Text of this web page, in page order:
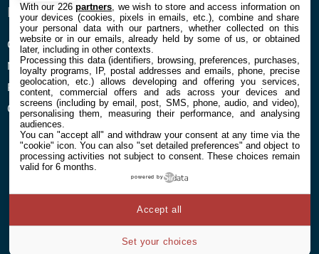
ENTREPRISE
Confidentialité et Cookies
Mentions légales et CGU
Préférences Cookies
Qui sommes nous
À PROPOS
Contact
With our 226partners , we wish to store and access information on
your devices (cookies, pixels in emails, etc.), combine and share
your personal data with our partners, whether collected on this
website or in our emails, already held by some of us, or obtained
later, including in other contexts.
Processing this data (identifiers, browsing, preferences, purchases,
loyalty programs, IP, postal addresses and emails, phone, precise
geolocation, etc.) allows developing and offering you services,
content, commercial offers and ads across your devices and
screens (including by email, post, SMS, phone, audio, and video),
personalising them, measuring their performance, and analysing
audiences.
You can "accept all" and withdraw your consent at any time via the
"cookie" icon. You can also "set detailed preferences" and object to
processing activities not subject to consent. These choices remain
valid for 6 months.
powered by
Set your choices
Accept all